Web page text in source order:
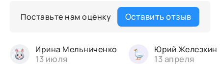
Поставьте нам оценку Оставить отзыв
Ирина Мельниченко
13 июля
Юрий Железкин
13 апреля